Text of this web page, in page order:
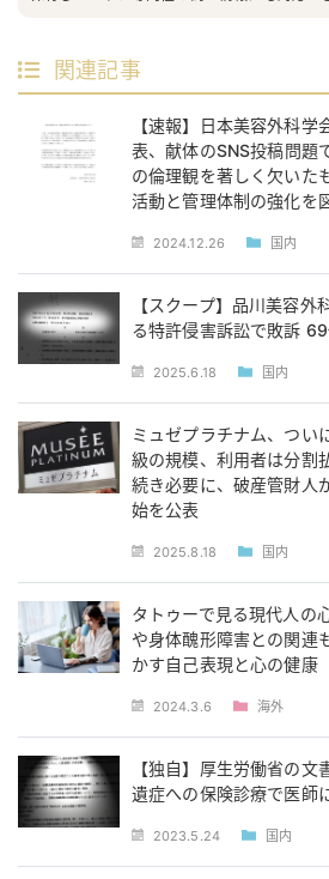
関連記事
【速報】日本美容外科
表、献体のSNS投稿問題
の倫理観を著しく欠いた
活動と管理体制の強化を
2024.12.26 国内
【スクープ】品川美容外
る特許侵害訴訟で敗訴
2025.6.18 国内
ミュゼプラチナム、つい
級の規模、利用者は分割
続き必要に、破産管財人
始を公表
2025.8.18 国内
タトゥーで見る現代人の
や身体醜形障害との関連
かす自己表現と心の健康
2024.3.6 海外
【独自】厚生労働省の
遺症への保険診療で医師
2023.5.24 国内